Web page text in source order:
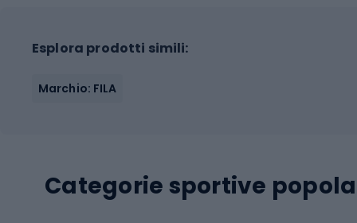
Esplora prodotti simili:
Marchio: FILA
Categorie sportive